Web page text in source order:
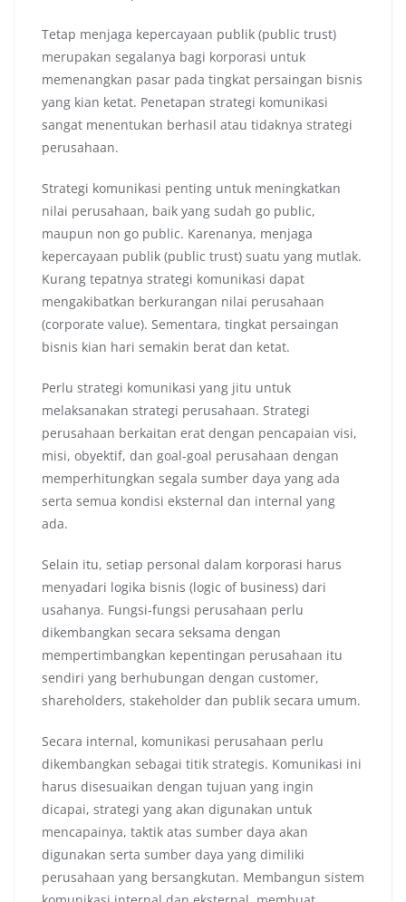
Tetap menjaga kepercayaan publik (public trust)
merupakan segalanya bagi korporasi untuk
memenangkan pasar pada tingkat persaingan bisnis
yang kian ketat. Penetapan strategi komunikasi
sangat menentukan berhasil atau tidaknya strategi
perusahaan.
Strategi komunikasi penting untuk meningkatkan
nilai perusahaan, baik yang sudah go public,
maupun non go public. Karenanya, menjaga
kepercayaan publik (public trust) suatu yang mutlak.
Kurang tepatnya strategi komunikasi dapat
mengakibatkan berkurangan nilai perusahaan
(corporate value). Sementara, tingkat persaingan
bisnis kian hari semakin berat dan ketat.
Perlu strategi komunikasi yang jitu untuk
melaksanakan strategi perusahaan. Strategi
perusahaan berkaitan erat dengan pencapaian visi,
misi, obyektif, dan goal-goal perusahaan dengan
memperhitungkan segala sumber daya yang ada
serta semua kondisi eksternal dan internal yang
ada.
Selain itu, setiap personal dalam korporasi harus
menyadari logika bisnis (logic of business) dari
usahanya. Fungsi-fungsi perusahaan perlu
dikembangkan secara seksama dengan
mempertimbangkan kepentingan perusahaan itu
sendiri yang berhubungan dengan customer,
shareholders, stakeholder dan publik secara umum.
Secara internal, komunikasi perusahaan perlu
dikembangkan sebagai titik strategis. Komunikasi ini
harus disesuaikan dengan tujuan yang ingin
dicapai, strategi yang akan digunakan untuk
mencapainya, taktik atas sumber daya akan
digunakan serta sumber daya yang dimiliki
perusahaan yang bersangkutan. Membangun sistem